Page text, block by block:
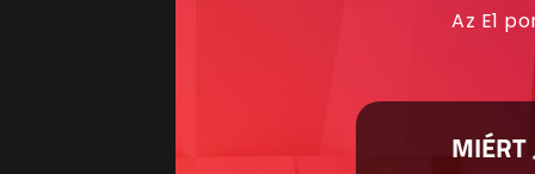
Az E1
MIÉRT